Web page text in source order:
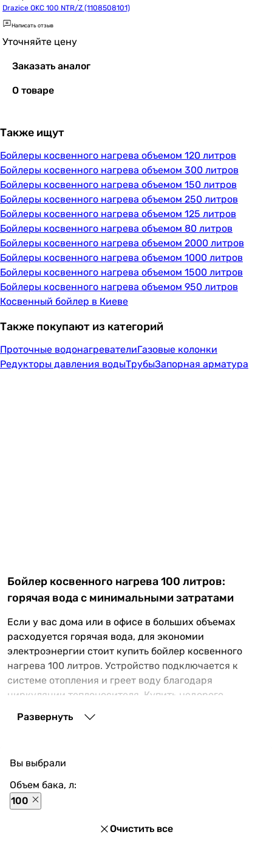
Drazice OKC 100 NTR/Z (1108508101)
Написать отзыв
Уточняйте цену
Заказать аналог
О товаре
Также ищут
Бойлеры косвенного нагрева объемом 120 литров
Бойлеры косвенного нагрева объемом 300 литров
Бойлеры косвенного нагрева объемом 150 литров
Бойлеры косвенного нагрева объемом 250 литров
Бойлеры косвенного нагрева объемом 125 литров
Бойлеры косвенного нагрева объемом 80 литров
Бойлеры косвенного нагрева объемом 2000 литров
Бойлеры косвенного нагрева объемом 1000 литров
Бойлеры косвенного нагрева объемом 1500 литров
Бойлеры косвенного нагрева объемом 950 литров
Косвенный бойлер в Киеве
Также покупают из категорий
Проточные водонагревателиГазовые колонки
Редукторы давления водыТрубыЗапорная арматура
Бойлер косвенного нагрева 100 литров:
горячая вода с минимальными затратами
Если у вас дома или в офисе в больших объемах
расходуется горячая вода, для экономии
электроэнергии стоит купить бойлер косвенного
нагрева 100 литров. Устройство подключается к
системе отопления и греет воду благодаря
циркуляции теплоносителя. Купить недорого
ВЕНКОН.
косвенного нагрева объемом 100 литров
Первая причина для выбора бойлера непрямого
нагрева – экономия. Внутри в баке есть змеевик, по
нагревающиеся от системы отопления (котла,
Развернуть
Вы выбрали
Объем бака, л:
100
Очистить все